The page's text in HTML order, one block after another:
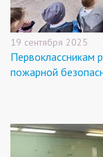
19 сентября 2025
Первоклассникам
пожарной